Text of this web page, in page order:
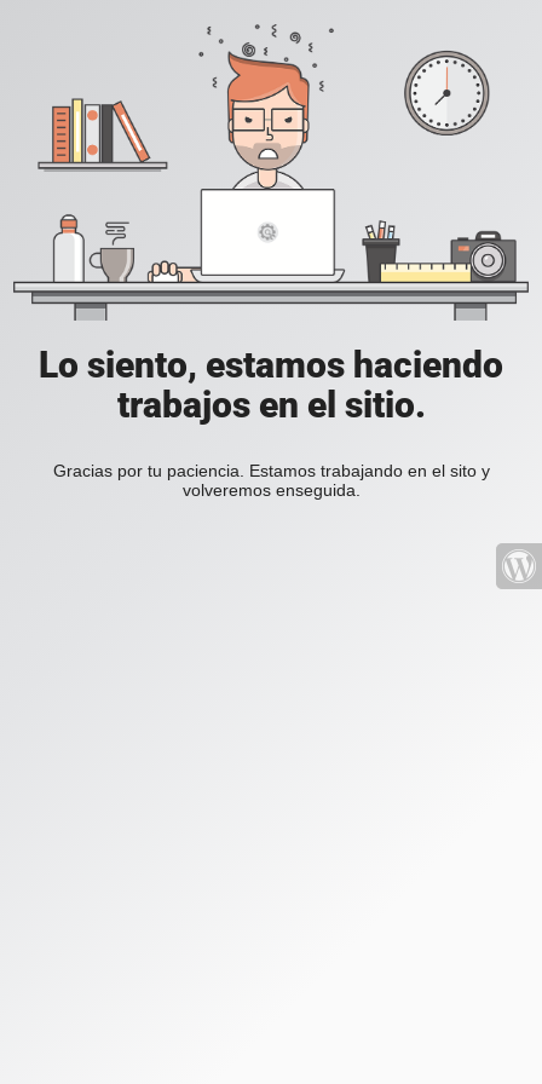
Lo siento, estamos haciendo
trabajos en el sitio.
Gracias por tu paciencia. Estamos trabajando en el sito y
volveremos enseguida.